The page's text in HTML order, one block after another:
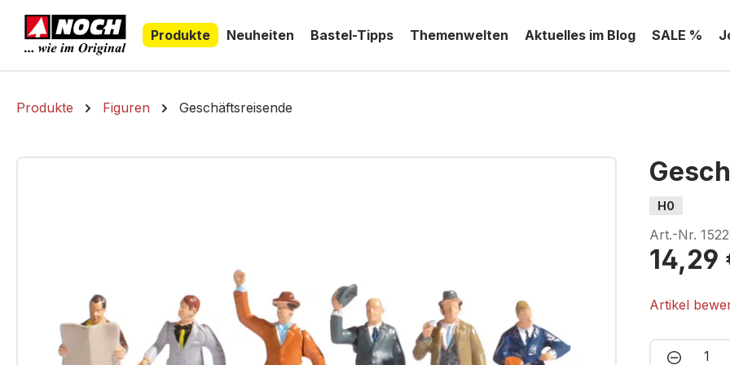
Zur Hauptnavigation springen
Produkte
Neuheiten Bastel-Tipps Themenwelten Aktuelles im Blog SALE %
Produkte Figuren Geschäftsreisende
Bildergalerie überspringen
H0
Art.-Nr.
14,29
Artikel